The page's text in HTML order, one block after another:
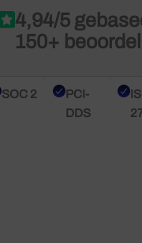
4,94/5
150+
SOC 2
PCI-
DDS